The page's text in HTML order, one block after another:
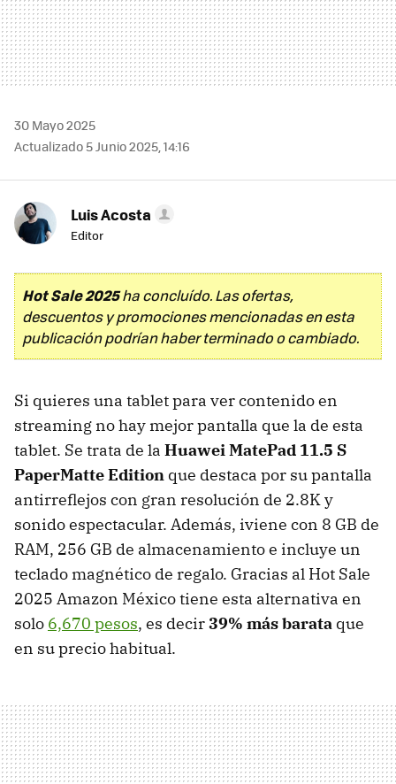
30 Mayo 2025
Actualizado 5 Junio 2025, 14:16
Luis Acosta
Editor
Hot Sale 2025ha concluído. Las ofertas,
descuentos y promociones mencionadas en esta
publicación podrían haber terminado o cambiado.
Si quieres una tablet para ver contenido en
streaming no hay mejor pantalla que la de esta
tablet. Se trata de la Huawei MatePad 11.5 S
PaperMatte Edition que destaca por su pantalla
antirreflejos con gran resolución de 2.8K y
sonido espectacular. Además, iviene con 8 GB de
RAM, 256 GB de almacenamiento e incluye un
teclado magnético de regalo. Gracias al Hot Sale
2025 Amazon México tiene esta alternativa en
solo 6,670 pesos, es decir39% más barata que
en su precio habitual.